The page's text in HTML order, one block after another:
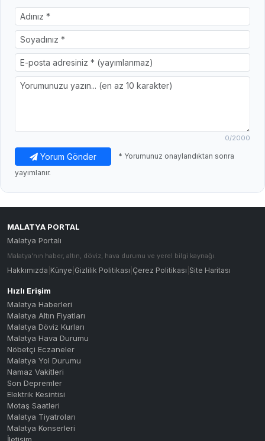
0/2000
Yorum Gönder
* Yorumunuz onaylandıktan sonra
yayımlanır.
MALATYA PORTAL
Malatya Portalı
Malatya'nın haber, altın, döviz, hava durumu ve yerel bilgi kaynağı.
Hakkımızda Künye Gizlilik Politikası Çerez Politikası Site Haritası
Hızlı Erişim
Malatya Haberleri
Malatya Altın Fiyatları
Malatya Döviz Kurları
Malatya Hava Durumu
Nöbetçi Eczaneler
Malatya Yol Durumu
Namaz Vakitleri
Son Depremler
Elektrik Kesintisi
Motaş Saatleri
Malatya Tiyatroları
Malatya Konserleri
İletişim